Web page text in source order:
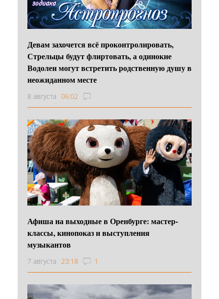
Девам захочется всё проконтролировать,
Стрельцы будут флиртовать, а одинокие
Водолеи могут встретить родственную душу в
неожиданном месте
8 августа 06:02
Афиша на выходные в Оренбурге: мастер-
классы, кинопоказ и выступления
музыкантов
7 августа 23:18 1